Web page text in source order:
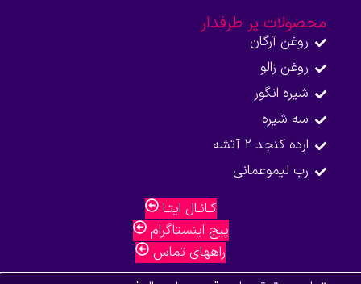
محصولات پر طرفدار
روغن آرگان
روغن زالو
شیره انگور
سه شیره
ارده کنجد 2 آتشه
رب لیموعمانی
کـانـال ایتـا
پیج اینستاگرام
راههای تماس